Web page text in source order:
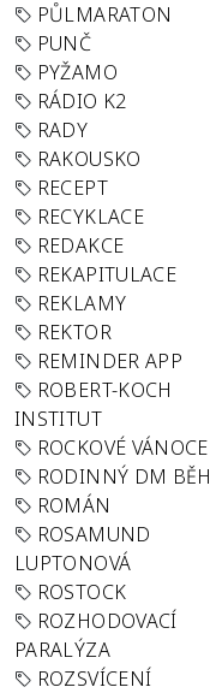
PŮLMARATON
PUNČ
PYŽAMO
RÁDIO K2
RADY
RAKOUSKO
RECEPT
RECYKLACE
REDAKCE
REKAPITULACE
REKLAMY
REKTOR
REMINDER APP
ROBERT-KOCH
INSTITUT
ROCKOVÉ VÁNOCE
RODINNÝ DM BĚH
ROMÁN
ROSAMUND
LUPTONOVÁ
ROSTOCK
ROZHODOVACÍ
PARALÝZA
ROZSVÍCENÍ